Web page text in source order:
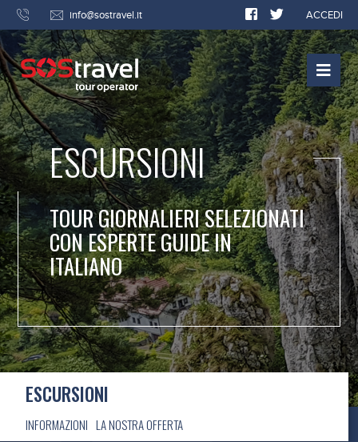
info@sostravel.it ACCEDI
ESCURSIONI
TOUR GIORNALIERI SELEZIONATI
CON ESPERTE GUIDE IN
ITALIANO
ESCURSIONI
INFORMAZIONI LA NOSTRA OFFERTA